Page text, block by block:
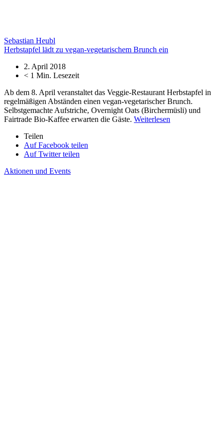
Sebastian Heubl
Herbstapfel lädt zu vegan-vegetarischem Brunch ein
2. April 2018
< 1 Min. Lesezeit
Ab dem 8. April veranstaltet das Veggie-Restaurant Herbstapfel in
regelmäßigen Abständen einen vegan-vegetarischer Brunch.
Selbstgemachte Aufstriche, Overnight Oats (Birchermüsli) und
Fairtrade Bio-Kaffee erwarten die Gäste. Weiterlesen
Teilen
Auf Facebook teilen
Auf Twitter teilen
Aktionen und Events